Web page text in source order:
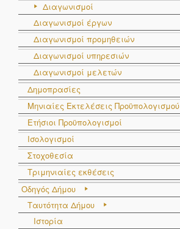
Διαγωνισμοί
Διαγωνισμοί έργων
Διαγωνισμοί προμηθειών
Διαγωνισμοί υπηρεσιών
Διαγωνισμοί μελετών
Δημοπρασίες
Μηνιαίες Εκτελέσεις Προϋπολογισμού
Ετήσιοι Προϋπολογισμοί
Ισολογισμοί
Στοχοθεσία
Τριμηνιαίες εκθέσεις
Οδηγός Δήμου
Ταυτότητα Δήμου
Ιστορία